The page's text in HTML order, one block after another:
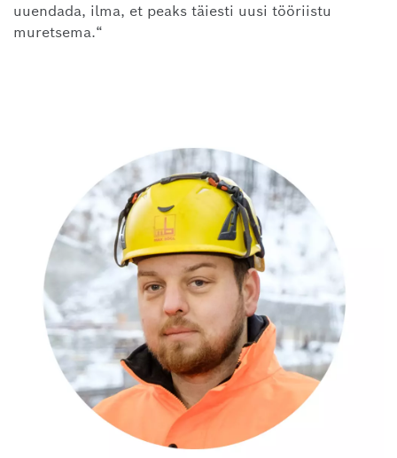
uuendada, ilma, et peaks täiesti uusi tööriistu
muretsema.“